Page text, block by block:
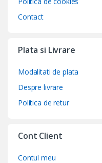
Contact
Plata si Livrare
Modalitati de plata
Despre livrare
Politica de retur
Cont Client
Contul meu